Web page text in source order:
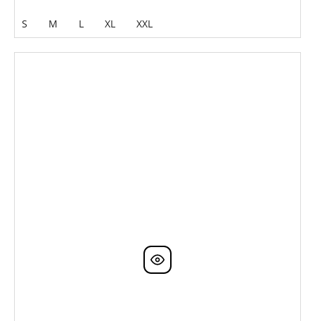
S M L XL XXL